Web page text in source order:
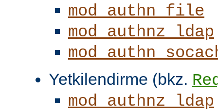
mod_authn_file
mod_authnz_ldap
Yetkilendirme (bkz.
mod_authnz_ldap